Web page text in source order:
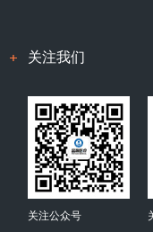
关注我们
关注公众号